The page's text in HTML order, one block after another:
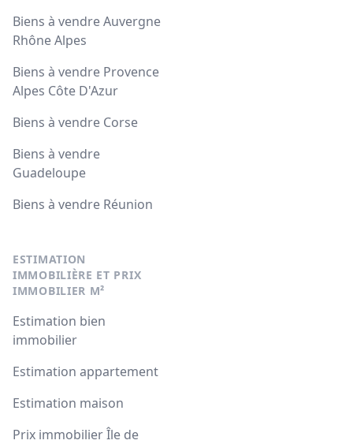
Biens à vendre Auvergne
Rhône Alpes
Biens à vendre Provence
Alpes Côte D'Azur
Biens à vendre Corse
Biens à vendre
Guadeloupe
Biens à vendre Réunion
ESTIMATION
IMMOBILIÈRE ET PRIX
IMMOBILIER M²
Estimation bien
immobilier
Estimation appartement
Estimation maison
Prix immobilier Île de